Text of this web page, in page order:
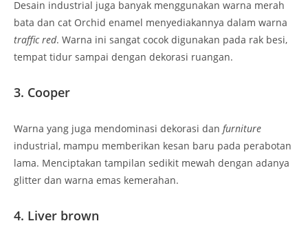
Desain industrial juga banyak menggunakan warna merah
bata dan cat Orchid enamel menyediakannya dalam warna
traffic red. Warna ini sangat cocok digunakan pada rak besi,
tempat tidur sampai dengan dekorasi ruangan.
3. Cooper
Warna yang juga mendominasi dekorasi dan furniture
industrial, mampu memberikan kesan baru pada perabotan
lama. Menciptakan tampilan sedikit mewah dengan adanya
glitter dan warna emas kemerahan.
4. Liver brown